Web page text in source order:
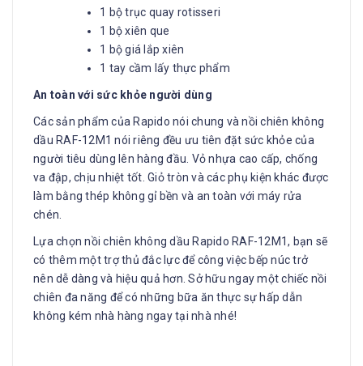
1 bộ trục quay rotisseri
1 bộ xiên que
1 bộ giá lắp xiên
1 tay cầm lấy thực phẩm
An toàn với sức khỏe người dùng
Các sản phẩm của Rapido nói chung và nồi chiên không
dầu RAF-12M1 nói riêng đều ưu tiên đặt sức khỏe của
người tiêu dùng lên hàng đầu. Vỏ nhựa cao cấp, chống
va đập, chịu nhiệt tốt. Giỏ tròn và các phụ kiện khác được
làm bằng thép không gỉ bền và an toàn với máy rửa
chén.
Lựa chọn nồi chiên không dầu Rapido RAF-12M1, bạn sẽ
có thêm một trợ thủ đắc lực để công việc bếp núc trở
nên dễ dàng và hiệu quả hơn. Sở hữu ngay một chiếc nồi
chiên đa năng để có những bữa ăn thực sự hấp dẫn
không kém nhà hàng ngay tại nhà nhé!